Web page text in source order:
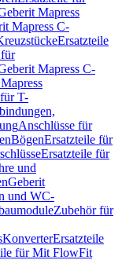
Mapress
Mapress C-
Ersatzteile
Mapress C-
T-
Anschlüsse für
BögenErsatzteile für
Ersatzteile für
und
Geberit
und WC-
Zubehör für
KonverterErsatzteile
für Mit FlowFit